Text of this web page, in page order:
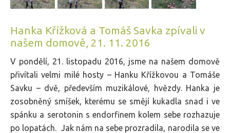
Hanka Křížková a Tomáš Savka zpívali v
našem domově, 21. 11. 2016
V pondělí, 21. listopadu 2016, jsme na našem domově
přivítali velmi milé hosty – Hanku Křížkovou a Tomáše
Savku – dvě, především muzikálové, hvězdy. Hanka je
zosobněný smíšek, kterému se smějí kukadla snad i ve
spánku a serotonin s endorfinem kolem sebe rozhazuje
po lopatách. Jak nám na sebe prozradila, narodila se ve